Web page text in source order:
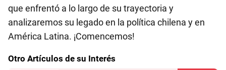
que enfrentó a lo largo de su trayectoria y
analizaremos su legado en la política chilena y en
América Latina. ¡Comencemos!
Otro Artículos de su Interés